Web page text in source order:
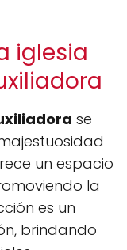
iglesia
se
un espacio
la
es un
brindando